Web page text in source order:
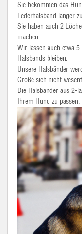
Sie bekommen das
Lederhalsband länger
Sie haben auch 2
machen.
Wir lassen auch etwa 5
Halsbands bleiben.
Unsere Halsbänder
Größe sich nicht
Die Halsbänder aus 2-
Ihrem Hund zu passen.